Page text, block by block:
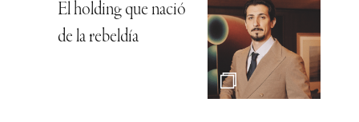
El holding que nació
de la rebeldía